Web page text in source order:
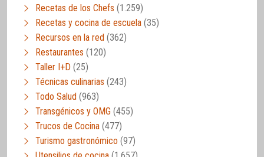
Recetas de los Chefs (1.259)
Recetas y cocina de escuela (35)
Recursos en la red (362)
Restaurantes (120)
Taller I+D (25)
Técnicas culinarias (243)
Todo Salud (963)
Transgénicos y OMG (455)
Trucos de Cocina (477)
Turismo gastronómico (97)